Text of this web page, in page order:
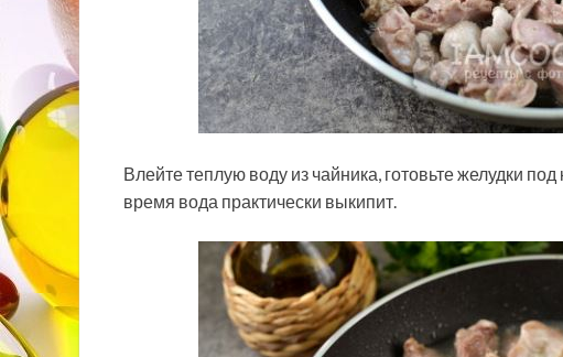
Влейте теплую воду из чайника, готовьте желудки
время вода практически выкипит.